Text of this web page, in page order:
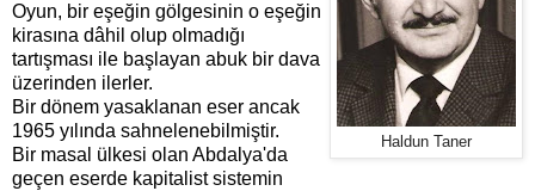
Haldun Taner
Oyun, bir eşeğin gölgesinin o eşeğin
kirasına dâhil olup olmadığı
tartışması ile başlayan abuk bir dava
üzerinden ilerler.
Bir dönem yasaklanan eser ancak
1965 yılında sahnelenebilmiştir.
Bir masal ülkesi olan Abdalya'da
geçen eserde kapitalist sistemin